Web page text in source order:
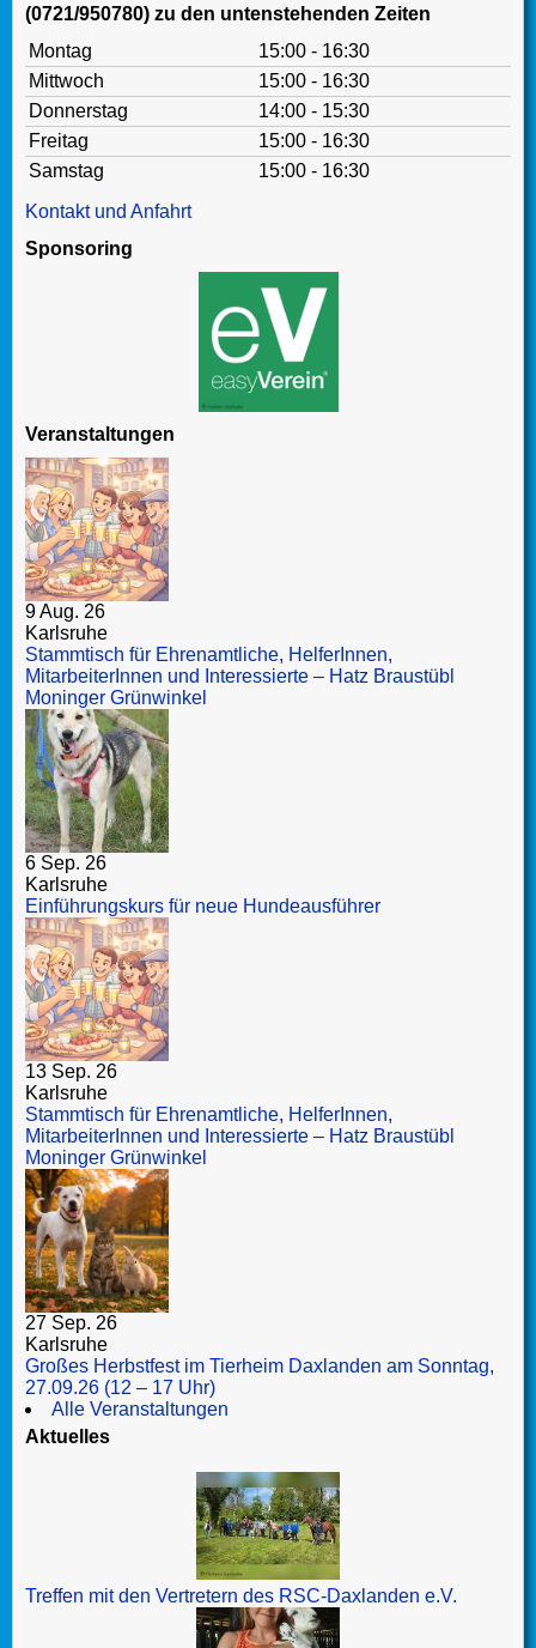
(0721/950780) zu den untenstehenden Zeiten
Montag
15:00 - 16:30
Mittwoch
15:00 - 16:30
Donnerstag
14:00 - 15:30
Freitag
15:00 - 16:30
Samstag
15:00 - 16:30
Kontakt und Anfahrt
Sponsoring
Veranstaltungen
9 Aug. 26
Karlsruhe
Stammtisch für Ehrenamtliche, HelferInnen,
MitarbeiterInnen und Interessierte – Hatz Braustübl
Moninger Grünwinkel
6 Sep. 26
Karlsruhe
Einführungskurs für neue Hundeausführer
13 Sep. 26
Karlsruhe
Stammtisch für Ehrenamtliche, HelferInnen,
MitarbeiterInnen und Interessierte – Hatz Braustübl
Moninger Grünwinkel
27 Sep. 26
Karlsruhe
Großes Herbstfest im Tierheim Daxlanden am Sonntag,
27.09.26 (12 – 17 Uhr)
Alle Veranstaltungen
Aktuelles
Treffen mit den Vertretern des RSC-Daxlanden e.V.